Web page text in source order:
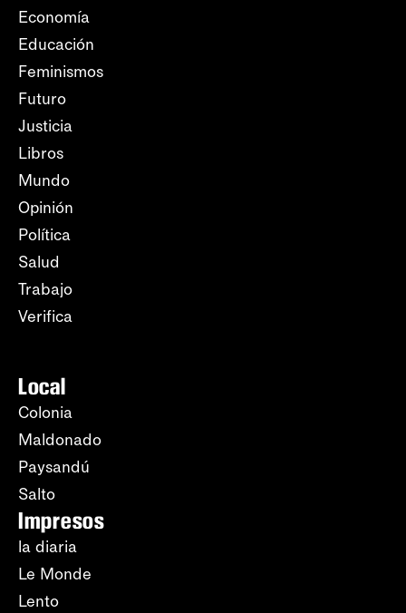
Economía
Educación
Feminismos
Futuro
Justicia
Libros
Mundo
Opinión
Política
Salud
Trabajo
Verifica
Local
Colonia
Maldonado
Paysandú
Salto
Impresos
la diaria
Le Monde
Lento